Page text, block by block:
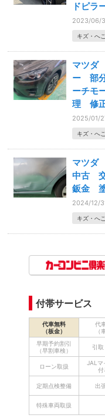
ドピ
2023/06/
キズ・へ
マツ
ー 部
ーチ
理 修
2025/01/
キズ・へ
マツ
中古
鈑金
2024/12/
キズ・へ
付帯サービス
代車無料
（板金）
代
（
早期予約割引
（早割車検）
引
ローン取扱
JALマ
付
定期点検整備 出
特殊車両取扱